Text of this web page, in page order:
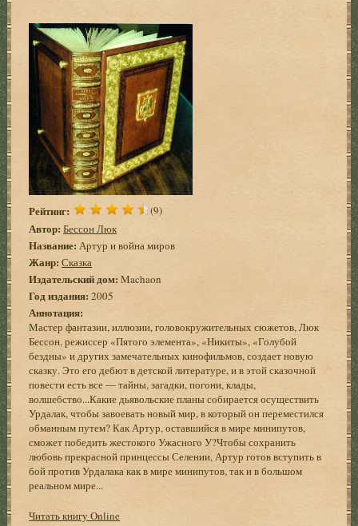
Рейтинг: (9)
Автор: Бессон Люк
Название: Артур и война миров
Жанр: Сказка
Издательский дом: Machaon
Год издания: 2005
Аннотация:
Мастер фантазии, иллюзии, головокружительных сюжетов, Люк
Бессон, режиссер «Пятого элемента», «Никиты», «Голубой
бездны» и других замечательных кинофильмов, создает новую
сказку. Это его дебют в детской литературе, и в этой сказочной
повести есть все ― тайны, загадки, погони, клады,
волшебство...Какие дьявольские планы собирается осуществить
Урдалак, чтобы завоевать новый мир, в который он переместился
обманным путем? Как Артур, оставшийся в мире минипутов,
сможет победить жестокого Ужасного У?Чтобы сохранить
любовь прекрасной принцессы Селении, Артур готов вступить в
бой против Урдалака как в мире минипутов, так и в большом
реальном мире...
Читать книгу Online